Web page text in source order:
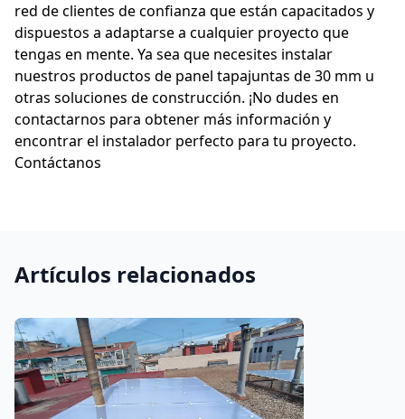
red de clientes de confianza que están capacitados y
dispuestos a adaptarse a cualquier proyecto que
tengas en mente. Ya sea que necesites instalar
nuestros productos de panel tapajuntas de 30 mm u
otras soluciones de construcción. ¡No dudes en
contactarnos para obtener más información y
encontrar el instalador perfecto para tu proyecto.
Contáctanos
Artículos relacionados